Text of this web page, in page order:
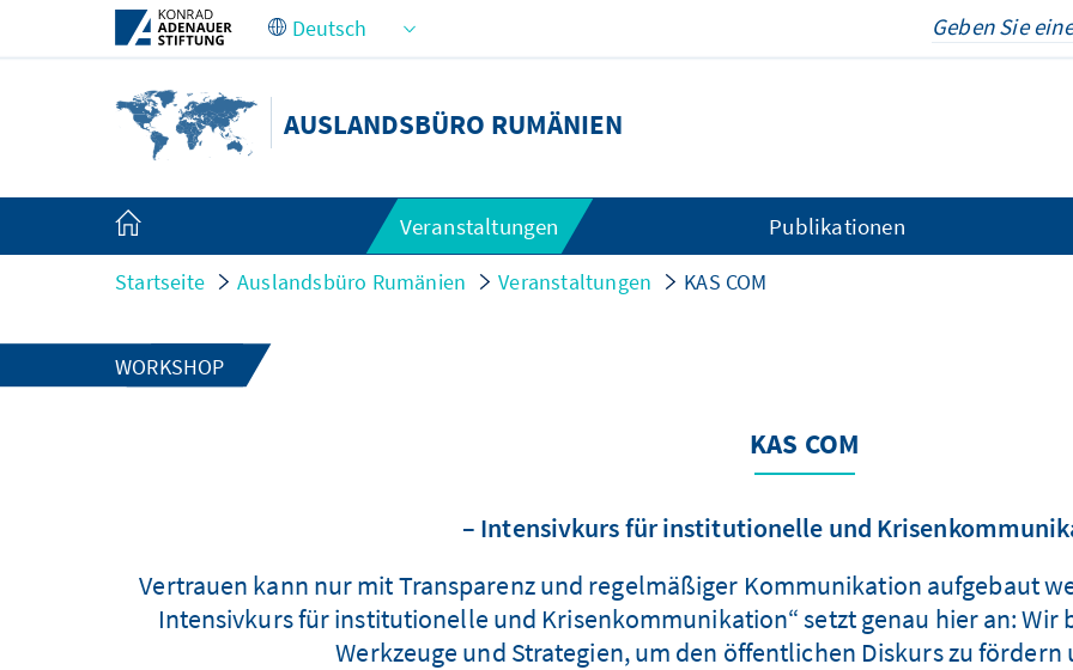
Zum Hauptinhalt springen
AUSLANDSBÜRO RUMÄNIEN
Veranstaltungen Publikationen
Startseite Auslandsbüro Rumänien Veranstaltungen KAS COM
WORKSHOP
KAS COM
– Intensivkurs für institutionelle und
Vertrauen kann nur mit Transparenz und regelmäßiger Kommunikation aufgebaut
Intensivkurs für institutionelle und Krisenkommunikation“ setzt genau hier an:
Werkzeuge und Strategien, um den öffentlichen Diskurs zu fördern